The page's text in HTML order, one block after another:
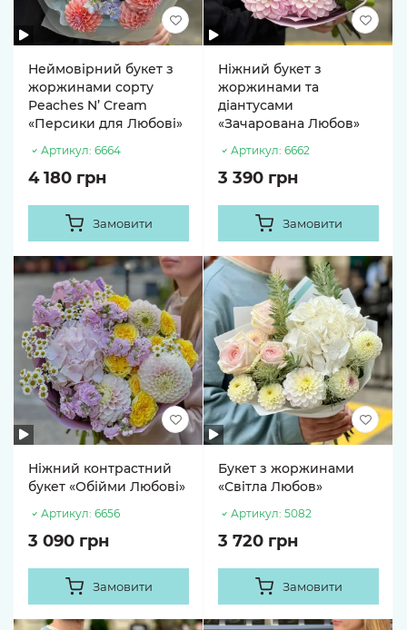
Неймовірний букет з
жоржинами сорту
Peaches N’ Cream
«Персики для Любові»
Артикул: 6664
4 180 грн
Замовити
Ніжний букет з
жоржинами та
діантусами
«Зачарована Любов»
Артикул: 6662
3 390 грн
Замовити
Ніжний контрастний
букет «Обійми Любові»
Артикул: 6656
3 090 грн
Замовити
Букет з жоржинами
«Світла Любов»
Артикул: 5082
3 720 грн
Замовити